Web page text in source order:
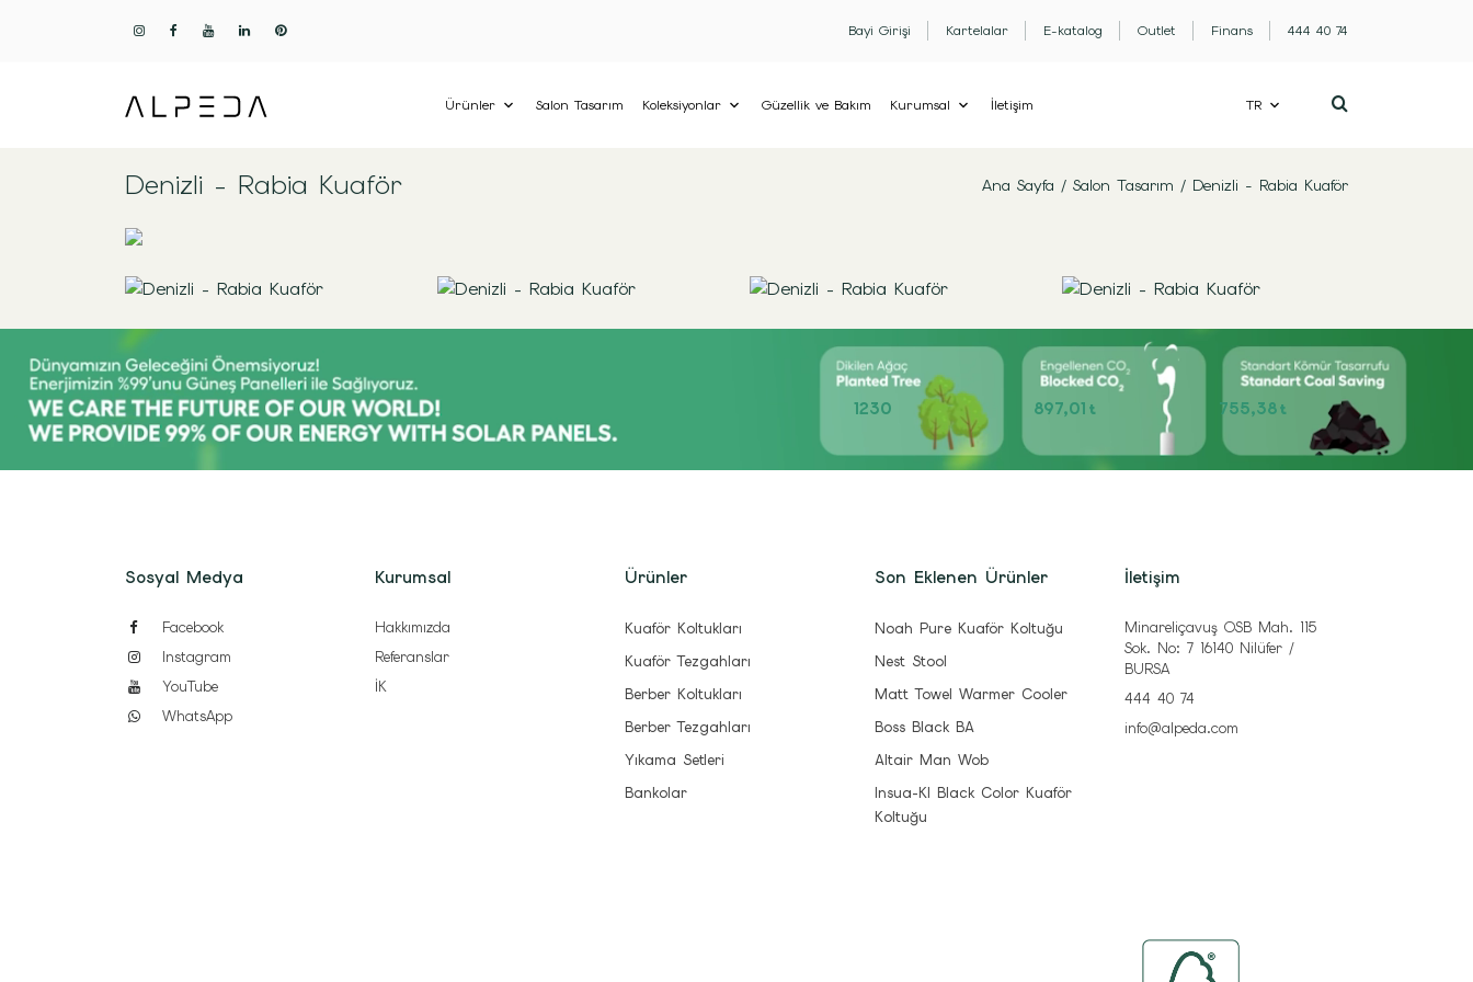
Bayi Girişi Kartelalar E-katalog Outlet Finans 444 40 74
Ürünler Salon Tasarım Koleksiyonlar Güzellik ve Bakım Kurumsal İletişim TR
Denizli - Rabia Kuaför Ana Sayfa / Salon Tasarım / Denizli - Rabia Kuaför
1230 897,01 t 755,38t
Sosyal Medya
Facebook
Instagram
YouTube
WhatsApp
Kurumsal
Hakkımızda
Referanslar
İK
Ürünler
Kuaför Koltukları
Kuaför Tezgahları
Berber Koltukları
Berber Tezgahları
Yıkama Setleri
Bankolar
Son Eklenen Ürünler
Noah Pure Kuaför Koltuğu
Nest Stool
Matt Towel Warmer Cooler
Boss Black BA
Altair Man Wob
Insua-Kl Black Color Kuaför
Koltuğu
İletişim
Minareliçavuş OSB Mah. 115
Sok. No: 7 16140 Nilüfer /
BURSA
444 40 74
info@alpeda.com